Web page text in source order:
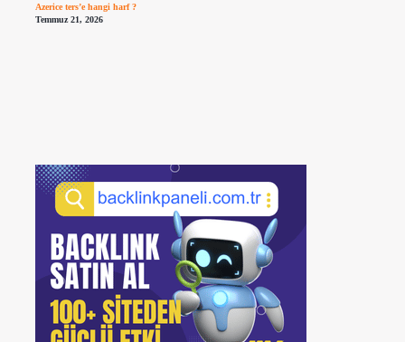
Azerice ters’e hangi harf ?
Temmuz 21, 2026